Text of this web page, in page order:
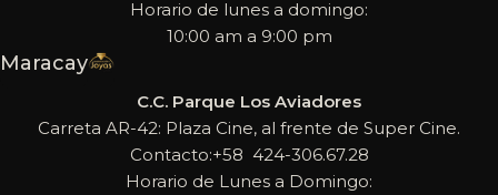
Horario de lunes a domingo:
10:00 am a 9:00 pm
Maracay
C.C. Parque Los Aviadores
Carreta AR-42: Plaza Cine, al frente de Super Cine.
Contacto:+58 424-306.67.28
Horario de Lunes a Domingo: